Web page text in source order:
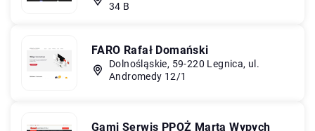
34 B
FARO Rafał Domański
Dolnośląskie, 59-220 Legnica, ul.
Andromedy 12/1
Gami Serwis PPOŻ Marta Wypych